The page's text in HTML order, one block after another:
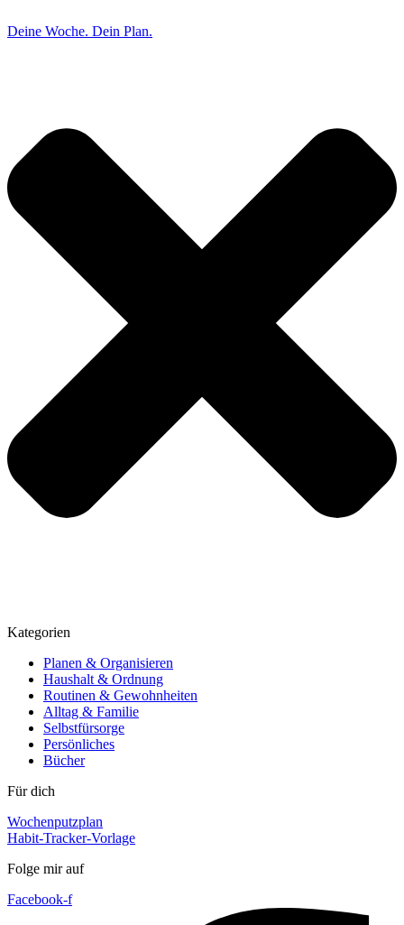
Deine Woche. Dein Plan.
Kategorien
Planen & Organisieren
Haushalt & Ordnung
Routinen & Gewohnheiten
Alltag & Familie
Selbstfürsorge
Persönliches
Bücher
Für dich
Wochenputzplan
Habit-Tracker-Vorlage
Folge mir auf
Facebook-f